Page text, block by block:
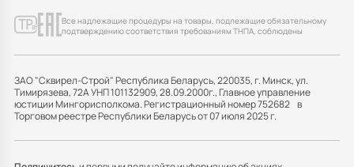
Все надлежащие процедуры на товары, подлежащие обязательному
подтверждению соответствия требованиям ТНПА, соблюдены
ЗАО "Сквирел-Строй" Республика Беларусь, 220035, г. Минск, ул.
Тимирязева, 72А УНП 101132909, 28.09.2000г., Главное управление
юстиции Мингорисполкома. Регистрационный номер 752682 в
Торговом реестре Республики Беларусь от 07 июля 2025 г.